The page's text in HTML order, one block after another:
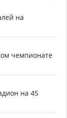
на
чемпионате
на 45